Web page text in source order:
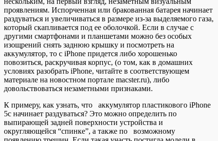
проявлениям. Испорченная или бракованная батарея начинает
раздуваться и увеличиваться в размере из-за выделяемого газа,
который скапливается под ее оболочкой. Если в случае с
другими смартфонами и планшетами можно без особых
изощрений снять заднюю крышку и посмотреть на
аккумулятор, то с iPhone придется либо хорошенько
повозиться, раскручивая корпус, (о том, как в домашних
условиях разобрать iPhone, читайте в соответствующем
материале на новостном портале macster.ru), либо
довольствоваться незаметными признаками.
К примеру, как узнать, что аккумулятор пластикового iPhone
5c начинает раздуваться? Это можно определить по
выпирающей задней поверхности устройства и
округляющейся “спинке”, а также по возможному